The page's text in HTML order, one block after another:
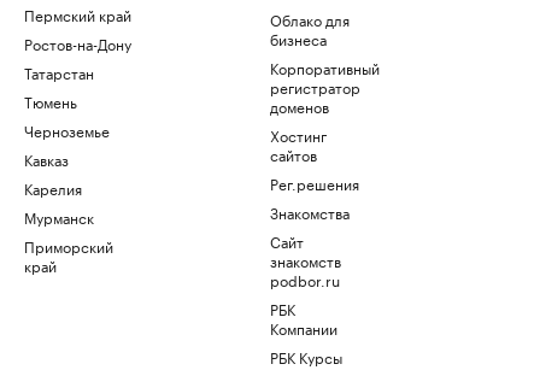
Пермский край
Ростов-на-Дону
Татарстан
Тюмень
Черноземье
Кавказ
Карелия
Мурманск
Приморский
край
Облако для
бизнеса
Корпоративный
регистратор
доменов
Хостинг
сайтов
Рег.решения
Знакомства
Сайт
знакомств
podbor.ru
РБК
Компании
РБК Курсы